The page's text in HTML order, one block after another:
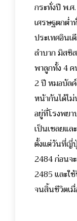
กระทั่งปี พ.ศ
เศรษฐตกต่
ประเทศอินเ
ลำบาก มิสซิ
พาลูกทั้ง 4
2 ปี หมอบัล
หน้ากันได้ไ
อยู่ที่โรงพย
เป็นเชลยแ
ตั้งแต่วันที่ญี่
2484 ก่อนจ
2485 และใ
จนสิ้นชีวิตเ